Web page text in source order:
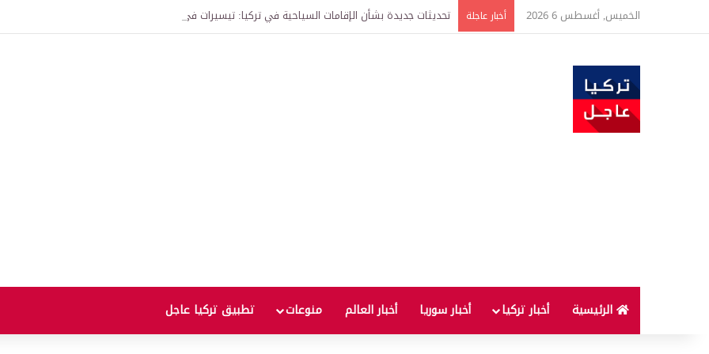
الخميس, أغسطس 6 2026 أخبار عاجلة
الرئيسية أخبار تركيا أخبار سوريا أخبار العالم منوعات تطبيق تركيا عاجل